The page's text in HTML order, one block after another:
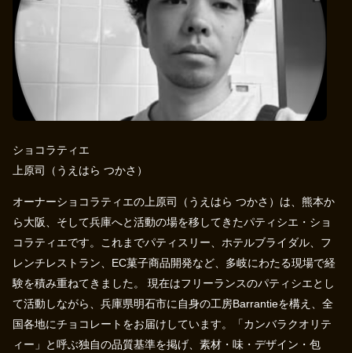
ショコラティエ
上原司（うえはら つかさ）
オーナーショコラティエの上原司（うえはら つかさ）は、熊本か
ら大阪、そして兵庫へと活動の場を移してきたパティシエ・ショ
コラティエです。これまでパティスリー、ホテルブライダル、フ
レンチレストラン、EC菓子商品開発など、多岐にわたる現場で経
験を積み重ねてきました。 現在はフリーランスのパティシエとし
て活動しながら、兵庫県明石市に自身の工房Barrantieを構え、全
国各地にチョコレートをお届けしています。「カンバラクオリテ
ィー」と呼ぶ独自の品質基準を掲げ、素材・味・デザイン・包